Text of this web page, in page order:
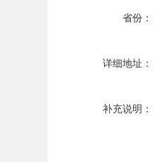
省份：
详细地址：
补充说明：